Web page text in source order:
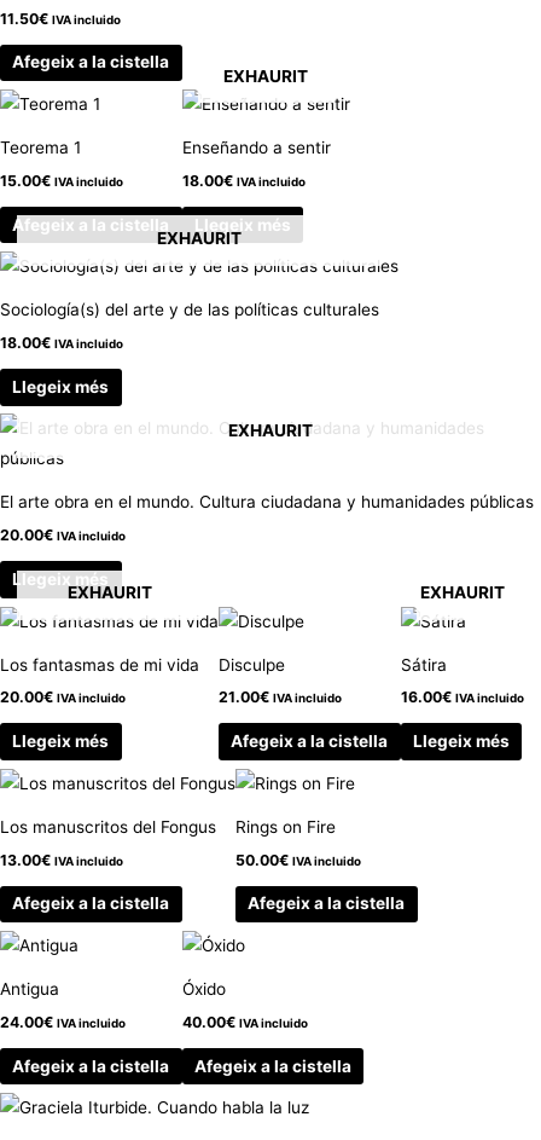
11.50€ IVA incluido
Afegeix a la cistella
Teorema 1
15.00€ IVA incluido
Afegeix a la cistella
EXHAURIT
Enseñando a sentir
18.00€ IVA incluido
Llegeix més
EXHAURIT
Sociología(s) del arte y de las políticas culturales
18.00€ IVA incluido
Llegeix més
EXHAURIT
El arte obra en el mundo. Cultura ciudadana y humanidades públicas
20.00€ IVA incluido
Llegeix més
EXHAURIT
Los fantasmas de mi vida
20.00€ IVA incluido
Llegeix més
Disculpe
21.00€ IVA incluido
Afegeix a la cistella
EXHAURIT
Sátira
16.00€ IVA incluido
Llegeix més
Los manuscritos del Fongus
13.00€ IVA incluido
Afegeix a la cistella
Rings on Fire
50.00€ IVA incluido
Afegeix a la cistella
Antigua
24.00€ IVA incluido
Afegeix a la cistella
Óxido
40.00€ IVA incluido
Afegeix a la cistella